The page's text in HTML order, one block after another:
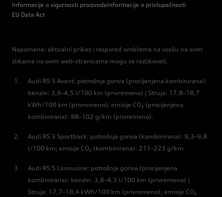
Informacije o sigurnosti proizvodaInformacije o pristupačnosti
EU Data Act
Napomena: aktualni prikaz i raspored amblema na vozilu na svim
slikama na ovim web-stranicama mogu se razlikovati.
Audi RS 5 Avant: potrošnja goriva (procijenjena kombinirana):
benzin: 3,9–4,5 l/100 km (privremeno) | Struja: 17,8–18,7
kWh/100 km (privremeno); emisije CO₂ (procijenjena
kombinirana): 88–102 g/km (privremeno).
Audi RS 3 Sportback: potrošnja goriva (kombinirana): 9,3–9,8
l/100 km; emisije CO₂ (kombinirana): 211–223 g/km.
Audi RS 5 Limousine: potrošnja goriva (procijenjena
kombinirana): benzin: 3,8–4,3 l/100 km (privremeno) |
Struja: 17,7–18,4 kWh/100 km (privremeno); emisije CO₂